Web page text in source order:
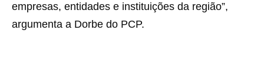
empresas, entidades e instituições da região”,
argumenta a Dorbe do PCP.